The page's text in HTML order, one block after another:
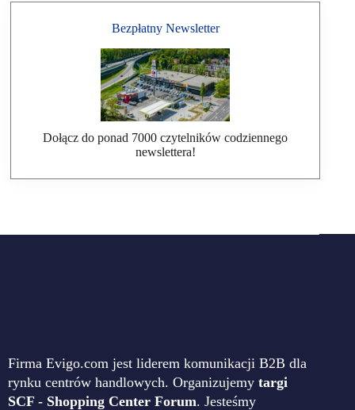
Bezpłatny Newsletter
Dołącz do ponad 7000 czytelników codziennego
newslettera!
Firma Evigo.com jest liderem komunikacji B2B dla
rynku centrów handlowych. Organizujemy targi
SCF - Shopping Center Forum. Jesteśmy